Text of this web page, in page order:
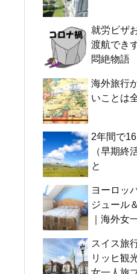
就労ビザ
渡航でき
悶絶物語
海外旅行
いことは
2年間で
（早期終
と
ヨーロッ
ジュール
｜海外女
スイス旅
リッヒ観